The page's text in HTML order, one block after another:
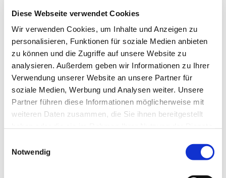
Diese Webseite verwendet Cookies
Wir verwenden Cookies, um Inhalte und Anzeigen zu
personalisieren, Funktionen für soziale Medien anbieten
zu können und die Zugriffe auf unsere Website zu
analysieren. Außerdem geben wir Informationen zu Ihrer
Verwendung unserer Website an unsere Partner für
soziale Medien, Werbung und Analysen weiter. Unsere
Partner führen diese Informationen möglicherweise mit
weiteren Daten zusammen, die Sie ihnen bereitgestellt
Notwendig
Schulstr. 22, 34260 Kaufungen
Mäusechor Kaufungen, Martin
Baumann (Leitung)
Interessierte Kinder können jederzeit - außer
direkt vor Aufführungen - bei den Chorproben
schnuppern. Nehmen Sie bitte vorher Kontakt